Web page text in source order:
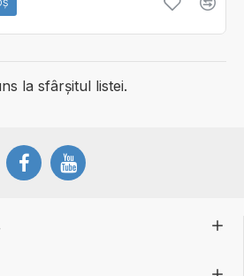
la sfârșitul listei.